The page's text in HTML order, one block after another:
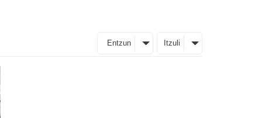
Entzun Itzuli